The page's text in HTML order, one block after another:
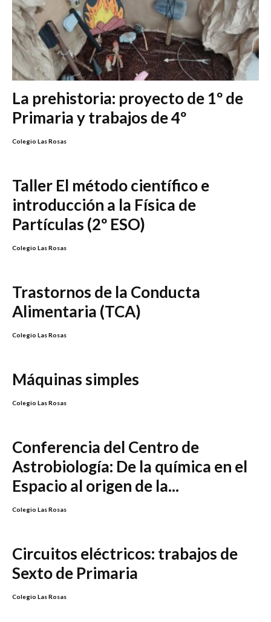
La prehistoria: proyecto de 1º de
Primaria y trabajos de 4º
Colegio Las Rosas
Taller El método científico e
introducción a la Física de
Partículas (2º ESO)
Colegio Las Rosas
Trastornos de la Conducta
Alimentaria (TCA)
Colegio Las Rosas
Máquinas simples
Colegio Las Rosas
Conferencia del Centro de
Astrobiología: De la química en el
Espacio al origen de la...
Colegio Las Rosas
Circuitos eléctricos: trabajos de
Sexto de Primaria
Colegio Las Rosas